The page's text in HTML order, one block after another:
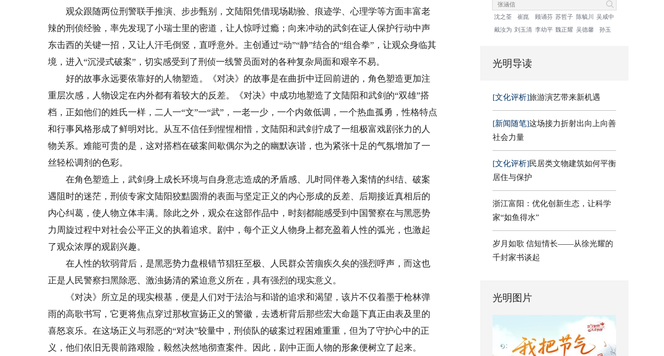
观众跟随两位刑警联手推演、步步甄别，文陆阳凭借现场勘验、痕迹学、心理学等方面丰富老
辣的刑侦经验，率先发现了小瑞士里的密道，让人惊呼过瘾；向来冲动的武剑在证人保护行动中声
东击西的关键一招，又让人汗毛倒竖，直呼意外。主创通过“动”“静”结合的“组合拳”，让观众身临其
境，进入“沉浸式破案”，切实感受到了刑侦一线警员面对的各种复杂局面和艰辛不易。
好的故事永远要依靠好的人物塑造。《对决》的故事是在曲折中迂回前进的，角色塑造更加注
重层次感，人物设定在内外都有着较大的反差。《对决》中成功地塑造了文陆阳和武剑的“双雄”搭
档，正如他们的姓氏一样，二人一“文”一“武”，一老一少，一个内敛低调，一个热血孤勇，性格特点
和行事风格形成了鲜明对比。从互不信任到惺惺相惜，文陆阳和武剑拧成了一组极富戏剧张力的人
物关系。难能可贵的是，这对搭档在破案间歇偶尔为之的幽默诙谐，也为紧张十足的气氛增加了一
丝轻松调剂的色彩。
在角色塑造上，武剑身上成长环境与自身意志造成的矛盾感、儿时同伴卷入案情的纠结、破案
遇阻时的迷茫，刑侦专家文陆阳狡黠圆滑的表面与坚定正义的内心形成的反差、后期接近真相后的
内心纠葛，使人物立体丰满。除此之外，观众在这部作品中，时刻都能感受到中国警察在与黑恶势
力周旋过程中对社会公平正义的执着追求。剧中，每个正义人物身上都充盈着人性的弧光，也激起
了观众浓厚的观剧兴趣。
在人性的软弱背后，是黑恶势力盘根错节猖狂至极、人民群众苦痼疾久矣的强烈呼声，而这也
正是人民警察扫黑除恶、激浊扬清的紧迫意义所在，具有强烈的现实意义。
《对决》所立足的现实根基，便是人们对于法治与和谐的追求和渴望，该片不仅着墨于枪林弹
雨的高歌书写，它更将焦点穿过那枚宣扬正义的警徽，去透析背后那些宏大命题下真正由表及里的
喜怒哀乐。在这场正义与邪恶的“对决”较量中，刑侦队的破案过程困难重重，但为了守护心中的正
义，他们依旧无畏前路艰险，毅然决然地彻查案件。因此，剧中正面人物的形象便树立了起来。
沈之荃 崔崑 顾诵芬 苏哲子 陈毓川
吴咸中
戴汝为 刘玉清 李幼平 魏正耀 吴德馨 孙玉
光明导读
[文化评析]旅游演艺带来新机遇
[新闻随笔]这场接力折射出向上向善
社会力量
[文化评析]民居类文物建筑如何平衡
居住与保护
浙江富阳：优化创新生态，让科学
家“如鱼得水”
岁月如歌 信短情长——从徐光耀的
千封家书谈起
光明图片